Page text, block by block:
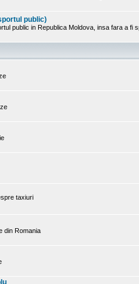
public)
public in Republica Moldova, insa fara a fi
taxiuri
din Romania